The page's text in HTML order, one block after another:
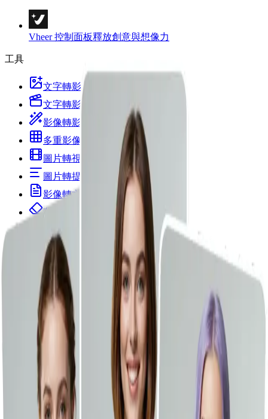
Vheer 控制面板釋放創意與想像力
工具
文字轉影像
文字轉影片
影像轉影像
多重影像轉影像
圖片轉視訊
圖片轉提示词
影像轉文字
背景移除
肖像與樣式
圖片範本
影像工具
檔案壓縮器
表情符號工具
最近的歷史記錄
GPT-Image-2 現已登陸 Vheer。 立即免費開始。